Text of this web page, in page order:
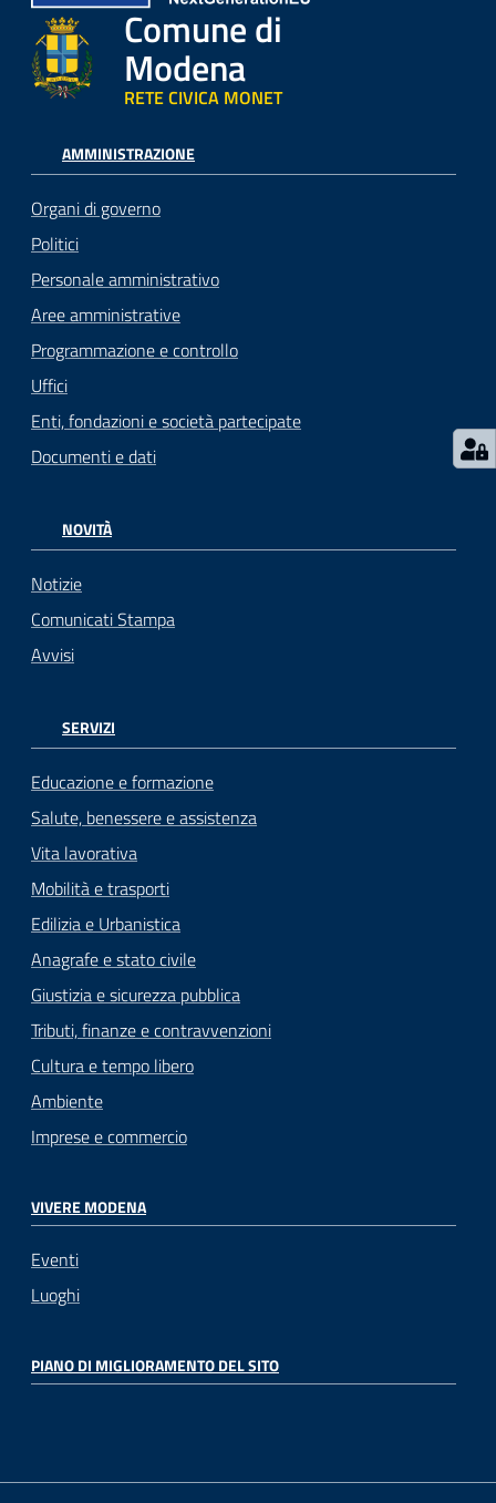
Comune di
Modena
RETE CIVICA MONET
AMMINISTRAZIONE
Organi di governo
Politici
Personale amministrativo
Aree amministrative
Programmazione e controllo
Uffici
Enti, fondazioni e società partecipate
Documenti e dati
NOVITÀ
Notizie
Comunicati Stampa
Avvisi
SERVIZI
Educazione e formazione
Salute, benessere e assistenza
Vita lavorativa
Mobilità e trasporti
Edilizia e Urbanistica
Anagrafe e stato civile
Giustizia e sicurezza pubblica
Tributi, finanze e contravvenzioni
Cultura e tempo libero
Ambiente
Imprese e commercio
VIVERE MODENA
Eventi
Luoghi
PIANO DI MIGLIORAMENTO DEL SITO